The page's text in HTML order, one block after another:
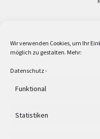
Wir verwenden Cookies, um Ihr
möglich zu gestalten. Mehr:
Datenschutz-
Funktional
Statistiken
2 Lieferzeiten gelten mit Express-24.
Versandkostenfrei ab 59,90 €
Berufe zur Verwendung in der
verwendeten Logos und